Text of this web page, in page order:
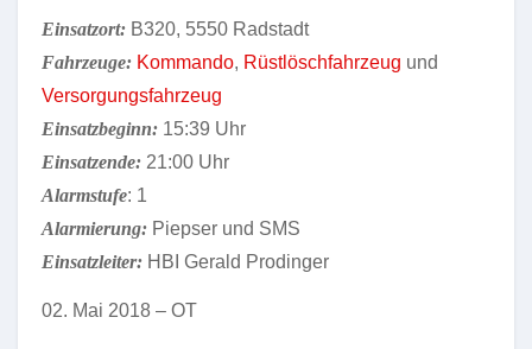
Einsatzort: B320, 5550 Radstadt
Fahrzeuge: Kommando, Rüstlöschfahrzeug und
Versorgungsfahrzeug
Einsatzbeginn: 15:39 Uhr
Einsatzende: 21:00 Uhr
Alarmstufe: 1
Alarmierung: Piepser und SMS
Einsatzleiter: HBI Gerald Prodinger
02. Mai 2018 – OT